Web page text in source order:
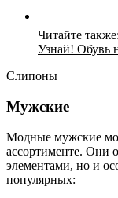
Читайте также:
Узнай! Обувь
Слипоны
Мужские
Модные мужские
ассортименте. Они
элементами, но и
популярных: